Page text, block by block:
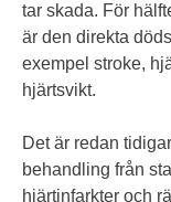
tar skada. För
är den direkta
exempel stroke,
hjärtsvikt.
Det är redan
behandling från
hjärtinfarkter och